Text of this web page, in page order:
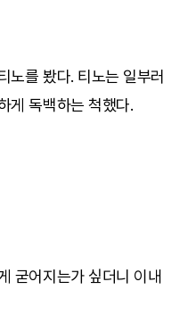
노를 봤다. 티노는 일부러
게 독백하는 척했다.
굳어지는가 싶더니 이내